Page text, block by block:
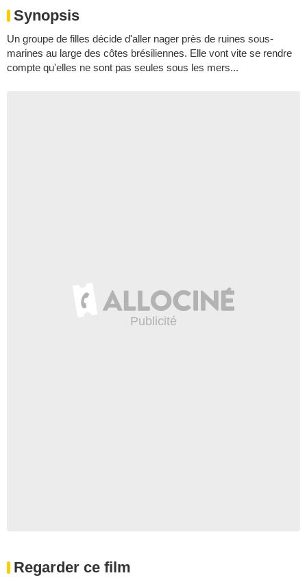
Synopsis
Un groupe de filles décide d'aller nager près de ruines sous-
marines au large des côtes brésiliennes. Elle vont vite se rendre
compte qu'elles ne sont pas seules sous les mers...
Regarder ce film